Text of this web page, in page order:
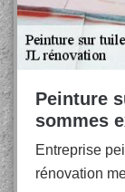
Peinture
sommes
Entreprise
rénovation